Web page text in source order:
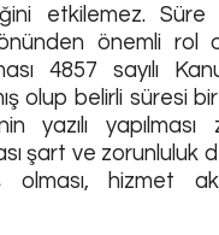
etkilemez.
önemli rol
4857 sayılı
olup belirli süresi
yazılı yapılması
şart ve zorunluluk
olması, hizmet